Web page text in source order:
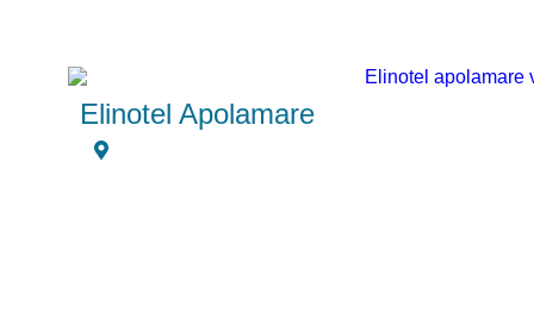
Elinotel Apolamare